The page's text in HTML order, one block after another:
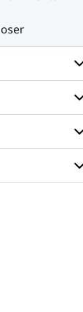
och
till